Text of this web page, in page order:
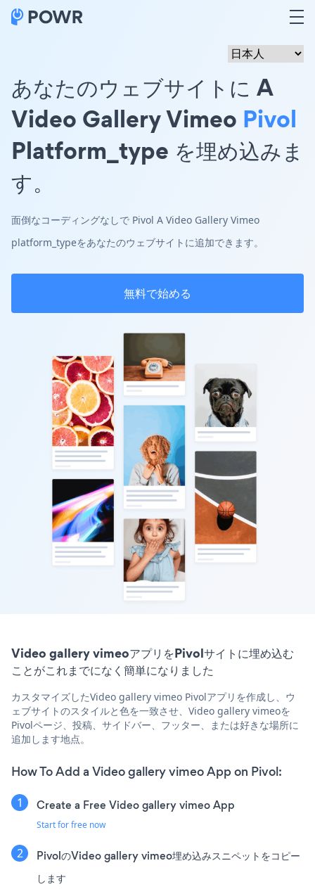
あなたのウェブサイトに A
Video Gallery Vimeo Pivol
Platform_type を埋め込みま
す。
面倒なコーディングなしで Pivol A Video Gallery Vimeo
platform_typeをあなたのウェブサイトに追加できます。
無料で始める
Video gallery vimeoアプリをPivolサイトに埋め込む
ことがこれまでになく簡単になりました
カスタマイズしたVideo gallery vimeo Pivolアプリを作成し、ウ
ェブサイトのスタイルと色を一致させ、Video gallery vimeoを
Pivolページ、投稿、サイドバー、フッター、または好きな場所に
追加します地点。
How To Add a Video gallery vimeo App on Pivol:
Create a Free Video gallery vimeo App
Start for free now
PivolのVideo gallery vimeo埋め込みスニペットをコピー
します